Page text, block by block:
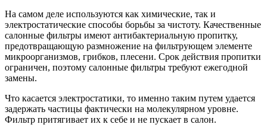
На самом деле используются как химические, так и
электростатические способы борьбы за чистоту. Качественные
салонные фильтры имеют антибактериальную пропитку,
предотвращающую размножение на фильтрующем элементе
микроорганизмов, грибков, плесени. Срок действия пропитки
ограничен, поэтому салонные фильтры требуют ежегодной
замены.
Что касается электростатики, то именно таким путем удается
задержать частицы фактически на молекулярном уровне.
Фильтр притягивает их к себе и не пускает в салон.